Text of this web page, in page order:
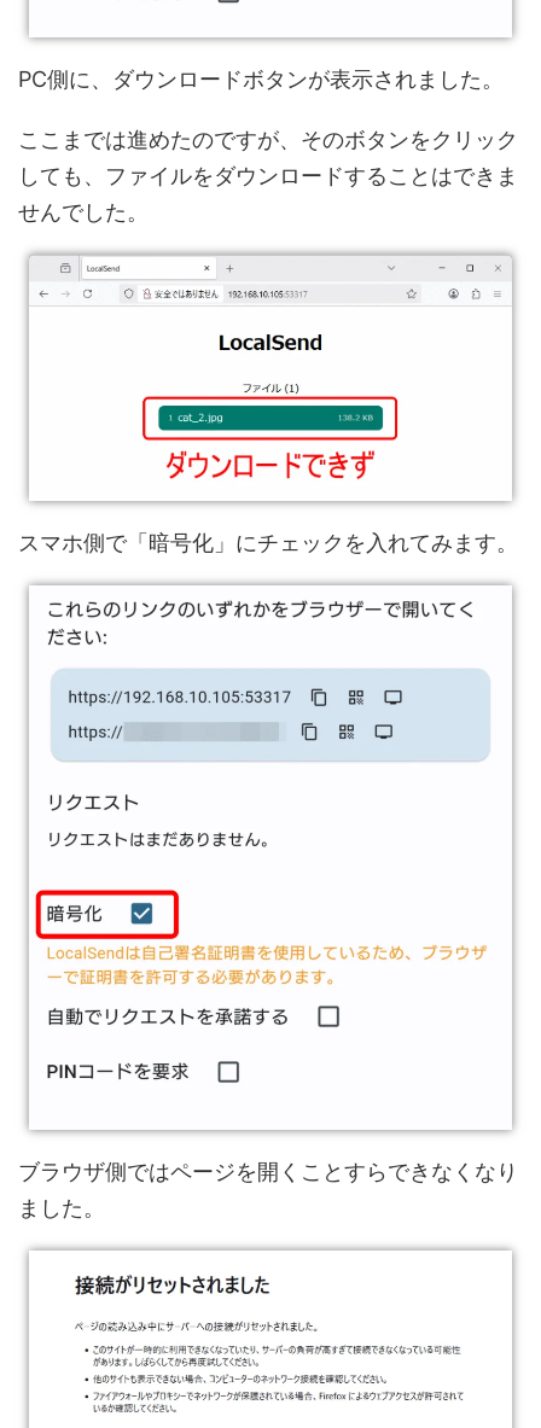
PC側に、ダウンロードボタンが表示されました。
ここまでは進めたのですが、そのボタンをクリック
しても、ファイルをダウンロードすることはできま
せんでした。
スマホ側で「暗号化」にチェックを入れてみます。
ブラウザ側ではページを開くことすらできなくなり
ました。